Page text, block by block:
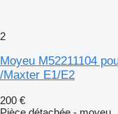
2
Moyeu M52211104
/Maxter E1/E2
200 €